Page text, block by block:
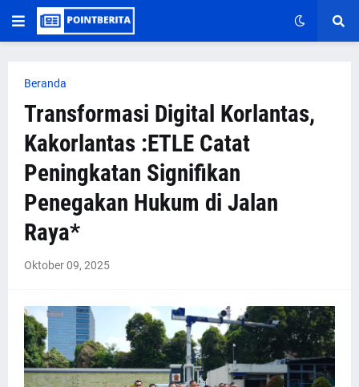
Beranda
Transformasi Digital Korlantas,
Kakorlantas :ETLE Catat
Peningkatan Signifikan
Penegakan Hukum di Jalan
Raya*
Oktober 09, 2025